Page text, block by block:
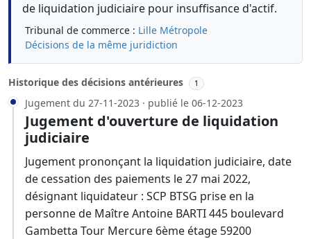
de liquidation judiciaire pour insuffisance d'actif.
Tribunal de commerce : Lille Métropole
Décisions de la même juridiction
Historique des décisions antérieures 1
Jugement du 27-11-2023 · publié le 06-12-2023
Jugement d'ouverture de liquidation
judiciaire
Jugement prononçant la liquidation judiciaire, date
de cessation des paiements le 27 mai 2022,
désignant liquidateur : SCP BTSG prise en la
personne de Maître Antoine BARTI 445 boulevard
Gambetta Tour Mercure 6ème étage 59200